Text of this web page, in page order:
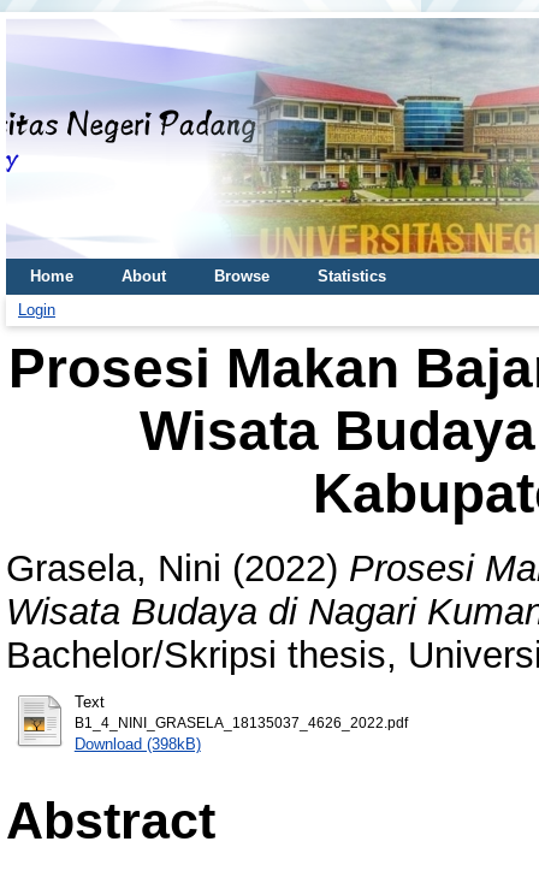
Home About Browse
Statistics
Login
Prosesi Makan
Wisata
Grasela, Nini (2022) Prosesi
Wisata Budaya di Nagari
Bachelor/Skripsi thesis,
Text
B1_4_NINI_GRASELA_18135037_4626_2022.pdf
Download (398kB)
Abstract